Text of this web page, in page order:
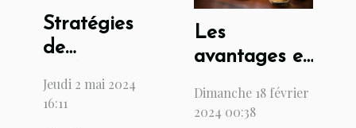
Stratégies
de
et
Jeudi 2 mai 2024
16:11
Les
avantages et
de l'achat de
Dimanche 18 février
2024 00:38